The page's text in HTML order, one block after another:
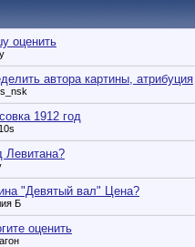
оценить
автора картины, атрибуция
1912 год
Левитана?
"Девятый вал" Цена?
Б
оценить